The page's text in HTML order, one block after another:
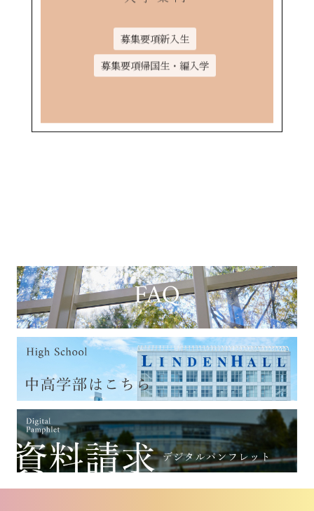
募集要項新入生
募集要項帰国生・編入学